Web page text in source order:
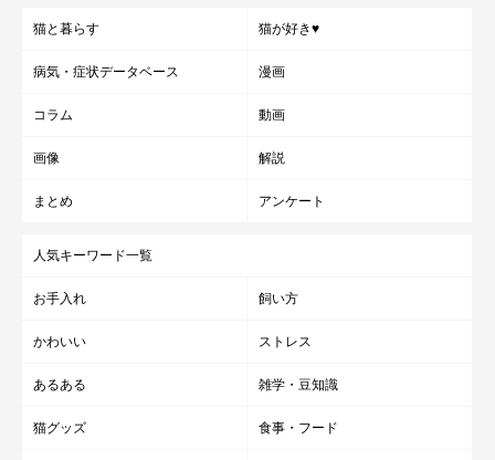
猫と暮らす 猫が好き♥
病気・症状データベース 漫画
コラム 動画
画像 解説
まとめ アンケート
人気キーワード一覧
お手入れ 飼い方
かわいい ストレス
あるある 雑学・豆知識
猫グッズ 食事・フード